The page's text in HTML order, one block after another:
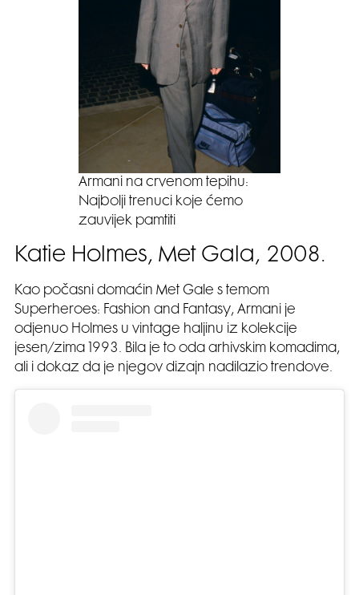
Armani na crvenom tepihu:
Najbolji trenuci koje ćemo
zauvijek pamtiti
Katie Holmes, Met Gala, 2008.
Kao počasni domaćin Met Gale s temom
Superheroes: Fashion and Fantasy, Armani je
odjenuo Holmes u vintage haljinu iz kolekcije
jesen/zima 1993. Bila je to oda arhivskim komadima,
ali i dokaz da je njegov dizajn nadilazio trendove.